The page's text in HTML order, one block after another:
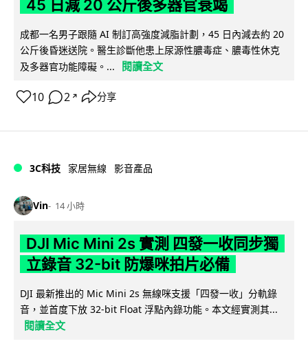
45 日減 20 公斤後多器官衰竭
成都一名男子跟隨 AI 制訂高強度減脂計劃，45 日內減去約 20
公斤後昏迷送院。醫生診斷他患上尿源性膿毒症、膿毒性休克
及多器官功能障礙。...
閱讀全文
10 2 ↗ 分享
3C科技 家居無線 影音產品
Vin 14 小時
DJI Mic Mini 2s 實測 四發一收同步獨
立錄音 32-bit 防爆咪拍片必備
DJI 最新推出的 Mic Mini 2s 無線咪支援「四發一收」分軌錄
音，並首度下放 32-bit Float 浮點內錄功能。本文經實測其...
閱讀全文